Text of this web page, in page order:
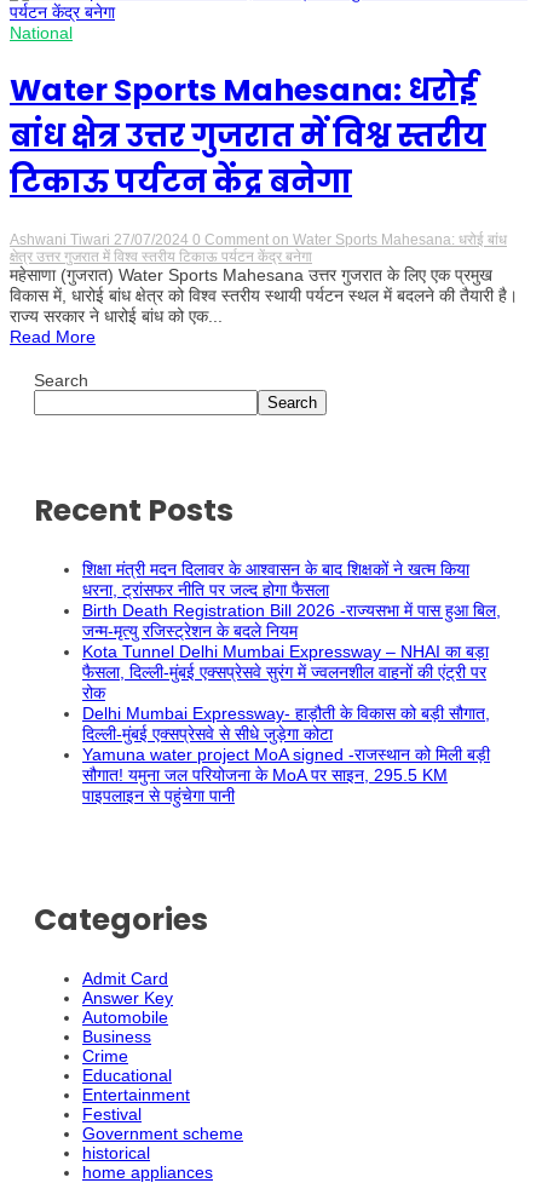
National
Water Sports Mahesana: धरोई
बांध क्षेत्र उत्तर गुजरात में विश्व स्तरीय
टिकाऊ पर्यटन केंद्र बनेगा
Ashwani Tiwari 27/07/2024 0 Comment on Water Sports Mahesana: धरोई बांध
क्षेत्र उत्तर गुजरात में विश्व स्तरीय टिकाऊ पर्यटन केंद्र बनेगा
महेसाणा (गुजरात) Water Sports Mahesana उत्तर गुजरात के लिए एक प्रमुख
विकास में, धारोई बांध क्षेत्र को विश्व स्तरीय स्थायी पर्यटन स्थल में बदलने की तैयारी है।
राज्य सरकार ने धारोई बांध को एक...
Read More
Search
Search
Recent Posts
शिक्षा मंत्री मदन दिलावर के आश्वासन के बाद शिक्षकों ने खत्म किया
धरना, ट्रांसफर नीति पर जल्द होगा फैसला
Birth Death Registration Bill 2026 -राज्यसभा में पास हुआ बिल,
जन्म-मृत्यु रजिस्ट्रेशन के बदले नियम
Kota Tunnel Delhi Mumbai Expressway – NHAI का बड़ा
फैसला, दिल्ली-मुंबई एक्सप्रेसवे सुरंग में ज्वलनशील वाहनों की एंट्री पर
रोक
Delhi Mumbai Expressway- हाड़ौती के विकास को बड़ी सौगात,
दिल्ली-मुंबई एक्सप्रेसवे से सीधे जुड़ेगा कोटा
Yamuna water project MoA signed -राजस्थान को मिली बड़ी
सौगात! यमुना जल परियोजना के MoA पर साइन, 295.5 KM
पाइपलाइन से पहुंचेगा पानी
Categories
Admit Card
Answer Key
Automobile
Business
Crime
Educational
Entertainment
Festival
Government scheme
historical
home appliances